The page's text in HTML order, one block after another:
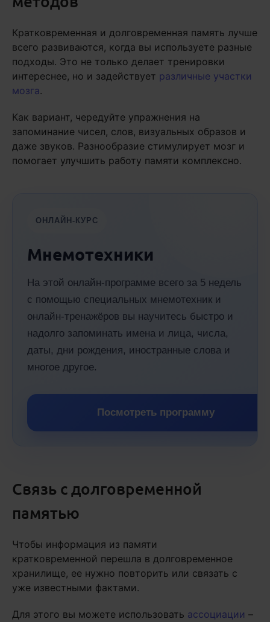
Кратковременная и долговременная память лучше
всего развиваются, когда вы используете разные
подходы. Это не только делает тренировки
интереснее, но и задействует различные участки
мозга.
Как вариант, чередуйте упражнения на
запоминание чисел, слов, визуальных образов и
даже звуков. Разнообразие стимулирует мозг и
помогает улучшить работу памяти комплексно.
ОНЛАЙН-КУРС
Мнемотехники
На этой онлайн-программе всего за 5 недель
с помощью специальных мнемотехник и
онлайн-тренажёров вы научитесь быстро и
надолго запоминать имена и лица, числа,
даты, дни рождения, иностранные слова и
многое другое.
Посмотреть программу
Связь с долговременной
памятью
Чтобы информация из памяти
кратковременной перешла в долговременное
хранилище, ее нужно повторить или связать с
уже известными фактами.
Для этого вы можете использовать ассоциации –